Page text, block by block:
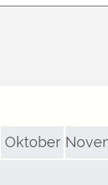
Oktober